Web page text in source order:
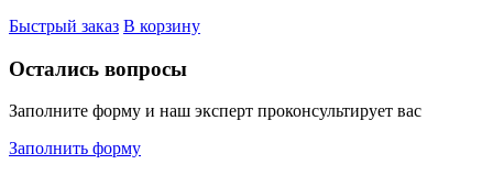
Быстрый заказ В корзину
Остались вопросы
Заполните форму и наш эксперт проконсультирует вас
Заполнить форму